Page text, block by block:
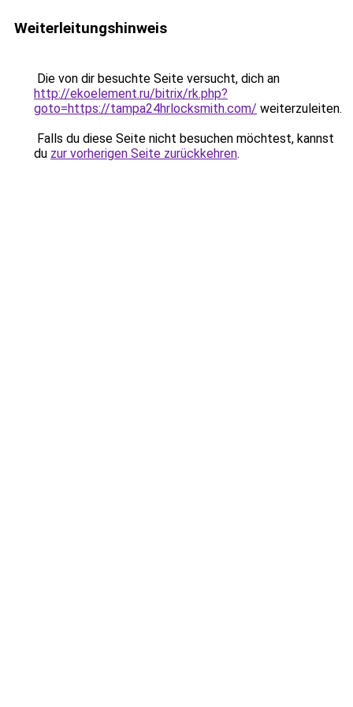
Weiterleitungshinweis
Die von dir besuchte Seite versucht, dich an
http://ekoelement.ru/bitrix/rk.php?
goto=https://tampa24hrlocksmith.com/ weiterzuleiten.
Falls du diese Seite nicht besuchen möchtest, kannst
du zur vorherigen Seite zurückkehren.